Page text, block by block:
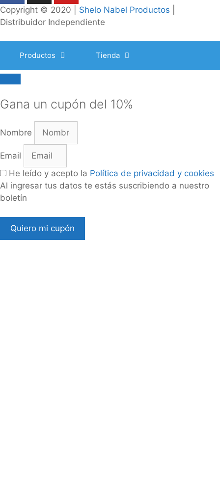
Copyright © 2020 | Shelo Nabel Productos
Distribuidor Independiente
Productos Tienda
Cerrar
Gana un cupón del 10%
Nombre
Email
He leído y acepto la Política de privacidad y cookies
Al ingresar tus datos te estás suscribiendo a nuestro
boletín
Quiero mi cupón